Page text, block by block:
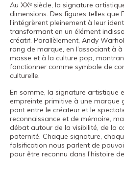
Au XXᵉ siècle, la signature
dimensions. Des figures telles que
l’intégrèrent pleinement à leur
transformant en un élément
créatif. Parallèlement, Andy
rang de marque, en l’associant à
masse et à la culture pop,
fonctionner comme symbole de
culturelle.
En somme, la signature artistique
empreinte primitive à une marque
pont entre le créateur et le
reconnaissance et de mémoire,
débat autour de la visibilité, de la
paternité. Chaque signature,
falsification nous parlent de
pour être reconnu dans l’histoire de